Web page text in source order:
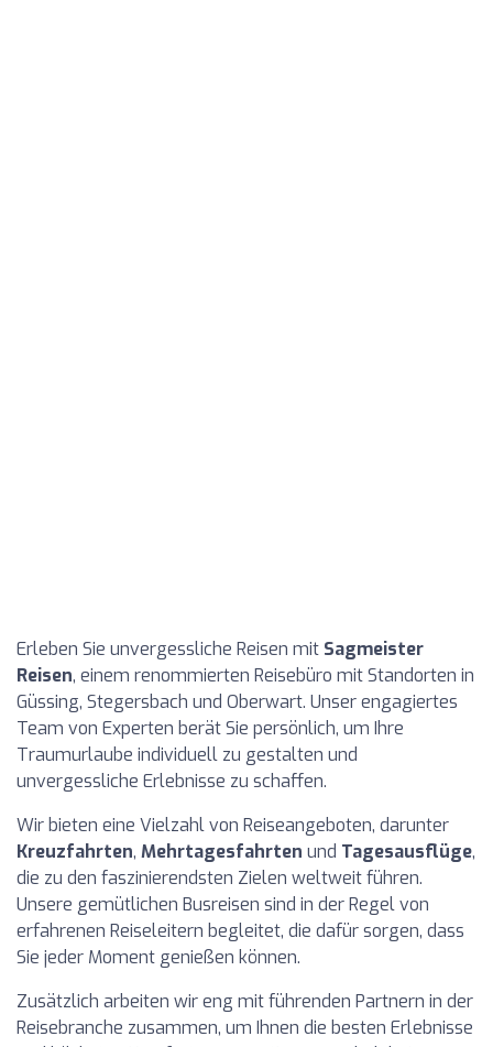
Erleben Sie unvergessliche Reisen mit Sagmeister
Reisen, einem renommierten Reisebüro mit Standorten in
Güssing, Stegersbach und Oberwart. Unser engagiertes
Team von Experten berät Sie persönlich, um Ihre
Traumurlaube individuell zu gestalten und
unvergessliche Erlebnisse zu schaffen.
Wir bieten eine Vielzahl von Reiseangeboten, darunter
Kreuzfahrten, Mehrtagesfahrten und Tagesausflüge,
die zu den faszinierendsten Zielen weltweit führen.
Unsere gemütlichen Busreisen sind in der Regel von
erfahrenen Reiseleitern begleitet, die dafür sorgen, dass
Sie jeder Moment genießen können.
Zusätzlich arbeiten wir eng mit führenden Partnern in der
Reisebranche zusammen, um Ihnen die besten Erlebnisse